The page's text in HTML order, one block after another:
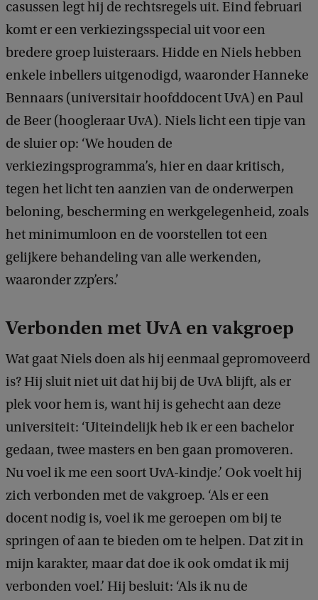
casussen legt hij de rechtsregels uit. Eind februari
komt er een verkiezingsspecial uit voor een
bredere groep luisteraars. Hidde en Niels hebben
enkele inbellers uitgenodigd, waaronder Hanneke
Bennaars (universitair hoofddocent UvA) en Paul
de Beer (hoogleraar UvA). Niels licht een tipje van
de sluier op: ‘We houden de
verkiezingsprogramma’s, hier en daar kritisch,
tegen het licht ten aanzien van de onderwerpen
beloning, bescherming en werkgelegenheid, zoals
het minimumloon en de voorstellen tot een
gelijkere behandeling van alle werkenden,
waaronder zzp’ers.’
Verbonden met UvA en vakgroep
Wat gaat Niels doen als hij eenmaal gepromoveerd
is? Hij sluit niet uit dat hij bij de UvA blijft, als er
plek voor hem is, want hij is gehecht aan deze
universiteit: ‘Uiteindelijk heb ik er een bachelor
gedaan, twee masters en ben gaan promoveren.
Nu voel ik me een soort UvA-kindje.’ Ook voelt hij
zich verbonden met de vakgroep. ‘Als er een
docent nodig is, voel ik me geroepen om bij te
springen of aan te bieden om te helpen. Dat zit in
mijn karakter, maar dat doe ik ook omdat ik mij
verbonden voel.’ Hij besluit: ‘Als ik nu de